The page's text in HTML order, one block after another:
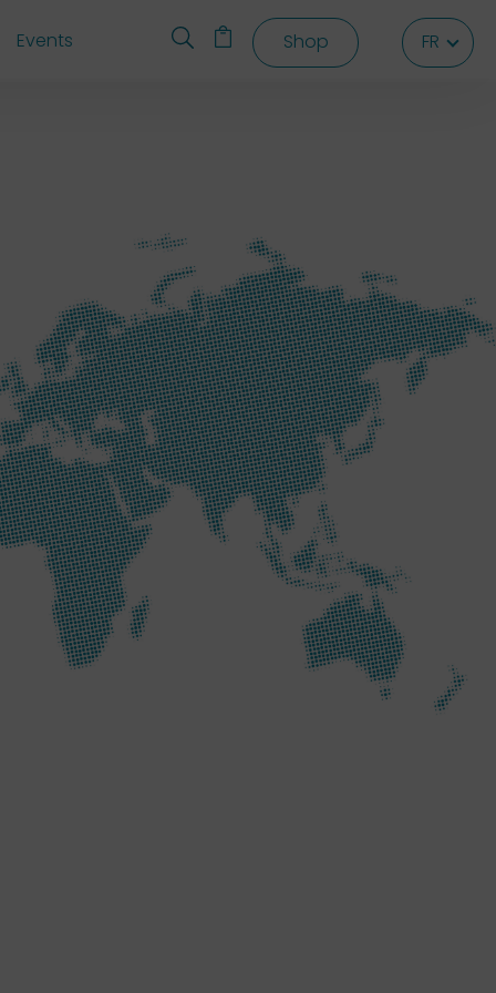
FR FR
Events Shop FR